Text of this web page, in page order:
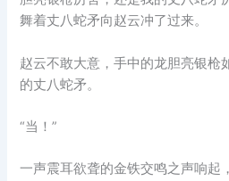
舞着丈八蛇矛向赵云冲了过来。
赵云不敢大意，手中的龙胆亮银枪
的丈八蛇矛。
“当！”
一声震耳欲聋的金铁交鸣之声响起